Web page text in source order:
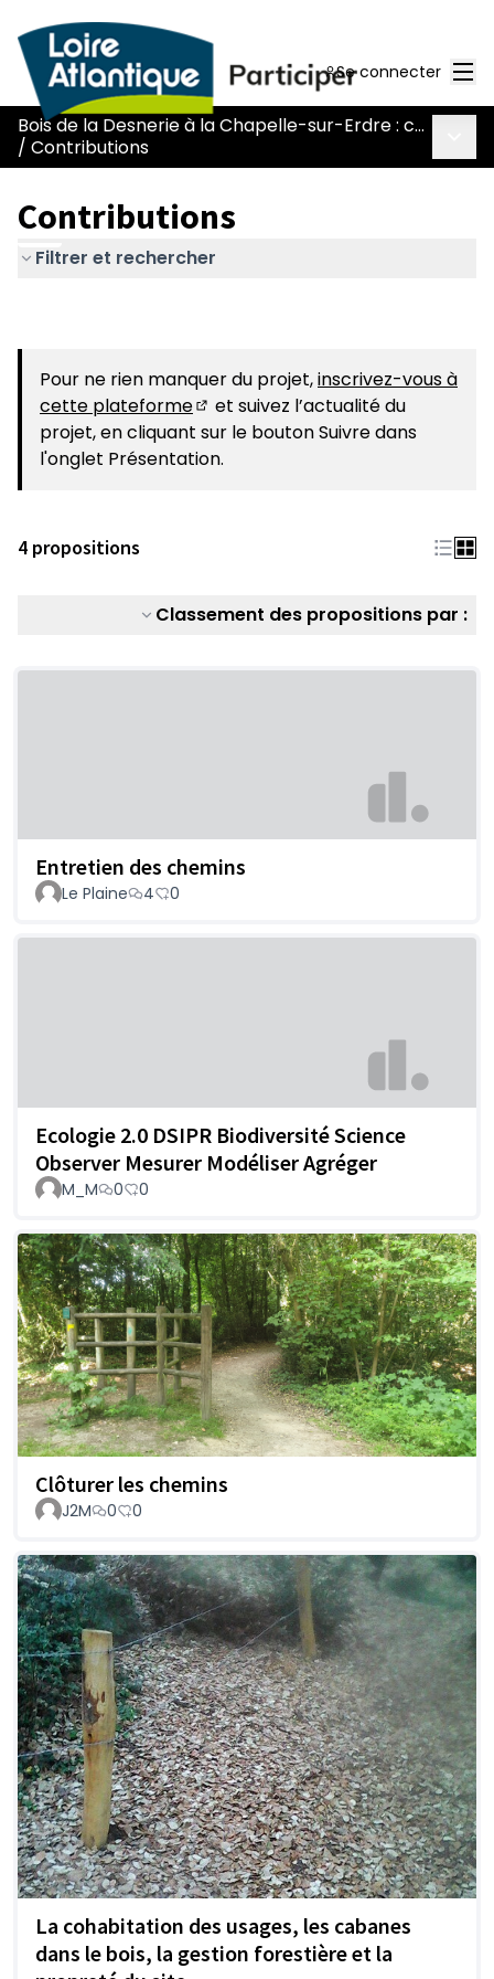
Se connecter
Bois de la Desnerie à la Chapelle-sur-Erdre : comment concilier ouverture au public et préservation ?
/ Contributions
Contributions
Filtrer et rechercher
Pour ne rien manquer du projet,inscrivez-vous à
cette plateforme
(Nouvelle fenêtre)
et suivez l’actualité du
projet, en cliquant sur le bouton Suivre dans
l'onglet Présentation.
4 propositions
Classement des propositions par :
Entretien des chemins
Le Plaine 4 0
Ecologie 2.0 DSIPR Biodiversité Science
Observer Mesurer Modéliser Agréger
M_M 0 0
Clôturer les chemins
J2M 0 0
La cohabitation des usages, les cabanes
dans le bois, la gestion forestière et la